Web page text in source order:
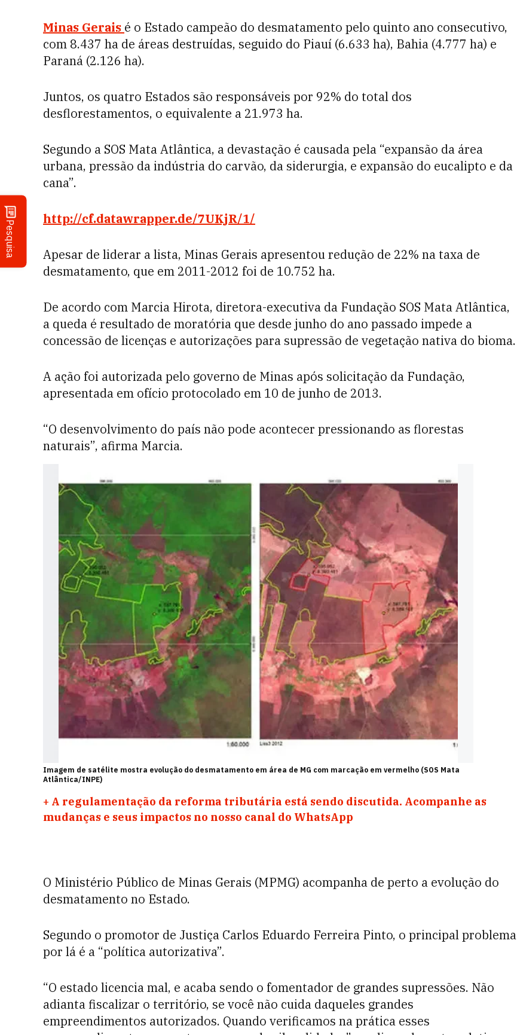
Pesquisa
Minas Gerais é o Estado campeão do desmatamento pelo quinto ano consecutivo,
com 8.437 ha de áreas destruídas, seguido do Piauí (6.633 ha), Bahia (4.777 ha) e
Paraná (2.126 ha).
Juntos, os quatro Estados são responsáveis por 92% do total dos
desflorestamentos, o equivalente a 21.973 ha.
Segundo a SOS Mata Atlântica, a devastação é causada pela “expansão da área
urbana, pressão da indústria do carvão, da siderurgia, e expansão do eucalipto e da
cana”.
http://cf.datawrapper.de/7UKjR/1/
Apesar de liderar a lista, Minas Gerais apresentou redução de 22% na taxa de
desmatamento, que em 2011-2012 foi de 10.752 ha.
De acordo com Marcia Hirota, diretora-executiva da Fundação SOS Mata Atlântica,
a queda é resultado de moratória que desde junho do ano passado impede a
concessão de licenças e autorizações para supressão de vegetação nativa do bioma.
A ação foi autorizada pelo governo de Minas após solicitação da Fundação,
apresentada em ofício protocolado em 10 de junho de 2013.
“O desenvolvimento do país não pode acontecer pressionando as florestas
naturais”, afirma Marcia.
Imagem de satélite mostra evolução do desmatamento em área de MG com marcação em vermelho (SOS Mata
Atlântica/INPE)
+ A regulamentação da reforma tributária está sendo discutida. Acompanhe as
mudanças e seus impactos no nosso canal do WhatsApp
O Ministério Público de Minas Gerais (MPMG) acompanha de perto a evolução do
desmatamento no Estado.
Segundo o promotor de Justiça Carlos Eduardo Ferreira Pinto, o principal problema
por lá é a “política autorizativa”.
“O estado licencia mal, e acaba sendo o fomentador de grandes supressões. Não
adianta fiscalizar o território, se você não cuida daqueles grandes
empreendimentos autorizados. Quando verificamos na prática esses